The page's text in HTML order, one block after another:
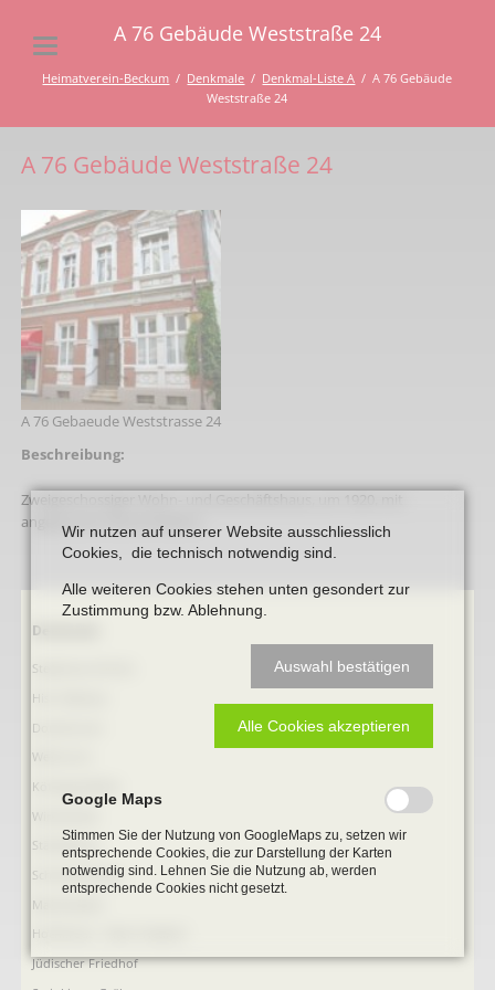
A 76 Gebäude Weststraße 24
Heimatverein-Beckum Denkmale Denkmal-Liste A
A 76 Gebäude
Weststraße 24
A 76 Gebäude Weststraße 24
A 76 Gebaeude Weststrasse 24
Beschreibung:
Zweigeschossiger Wohn- und Geschäftshaus, um 1920, mit
angeputzter Zierarchitektur.
Navigation
Denkmale
Stephanus-Kirche
Hist. Rathaus
Domitorium
Wehrturm
Köttings Mühle
Windmühle
Ständehaus
Schmiede Galen
Mariensäule
Hochkreuz - Alter Friedhof
Jüdischer Friedhof
Wir nutzen auf unserer Website ausschliesslich
Cookies, die technisch notwendig sind.
Alle weiteren Cookies stehen unten gesondert zur
Zustimmung bzw. Ablehnung.
Auswahl bestätigen
Alle Cookies akzeptieren
Google Maps
Stimmen Sie der Nutzung von GoogleMaps zu, setzen wir
entsprechende Cookies, die zur Darstellung der Karten
notwendig sind. Lehnen Sie die Nutzung ab, werden
entsprechende Cookies nicht gesetzt.